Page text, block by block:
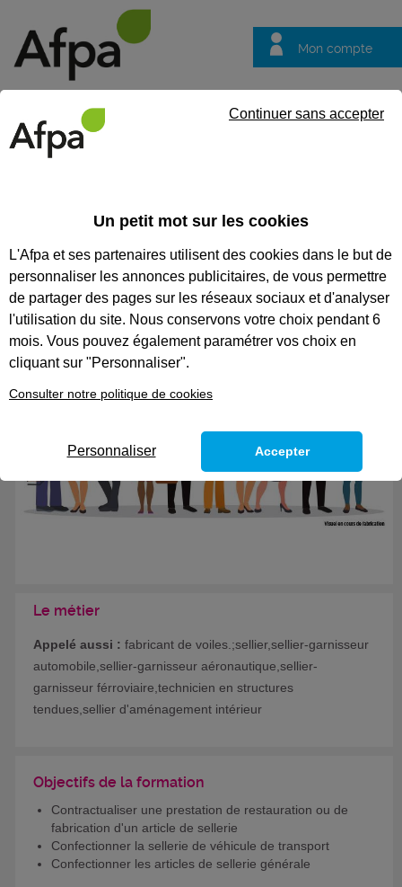
Mon compte
questions
CODES
SELLIER GARNISSEUR
Eligible au CPF *
Le métier
Appelé aussi : fabricant de voiles.;sellier,sellier-garnisseur
automobile,sellier-garnisseur aéronautique,sellier-
garnisseur férroviaire,technicien en structures
tendues,sellier d'aménagement intérieur
Objectifs de la formation
Contractualiser une prestation de restauration ou de
fabrication d'un article de sellerie
Confectionner la sellerie de véhicule de transport
Confectionner les articles de sellerie générale
Un petit mot sur les cookies
L'Afpa et ses partenaires utilisent des cookies dans le but de
personnaliser les annonces publicitaires, de vous permettre
de partager des pages sur les réseaux sociaux et d'analyser
l'utilisation du site. Nous conservons votre choix pendant 6
mois. Vous pouvez également paramétrer vos choix en
cliquant sur "Personnaliser".
Consulter notre politique de cookies
Continuer sans accepter
Personnaliser Accepter